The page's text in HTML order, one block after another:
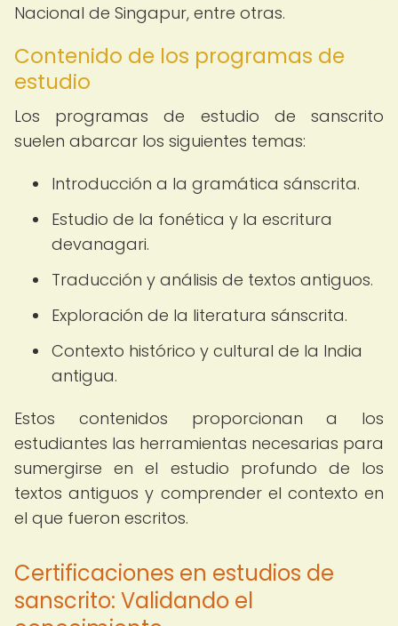
Nacional de Singapur, entre otras.
Contenido de los programas de
estudio
Los programas de estudio de sanscrito
suelen abarcar los siguientes temas:
Introducción a la gramática sánscrita.
Estudio de la fonética y la escritura
devanagari.
Traducción y análisis de textos antiguos.
Exploración de la literatura sánscrita.
Contexto histórico y cultural de la India
antigua.
Estos contenidos proporcionan a los
estudiantes las herramientas necesarias para
sumergirse en el estudio profundo de los
textos antiguos y comprender el contexto en
el que fueron escritos.
Certificaciones en estudios de
sanscrito: Validando el